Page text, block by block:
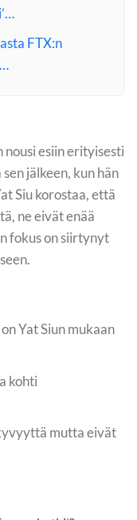
FTX:n
esiin erityisesti
jälkeen, kun hän
Siu korostaa, että
ne eivät enää
fokus on siirtynyt
Yat Siun mukaan
kohti
mutta eivät